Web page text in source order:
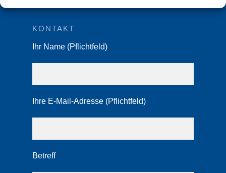
KONTAKT
Ihr Name (Pflichtfeld)
Ihre E-Mail-Adresse (Pflichtfeld)
Betreff